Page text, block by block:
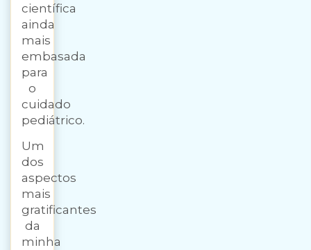
científica
ainda
mais
embasada
para
o
cuidado
pediátrico.
Um
dos
aspectos
mais
gratificantes
da
minha